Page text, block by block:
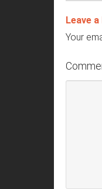
Leave a
Your